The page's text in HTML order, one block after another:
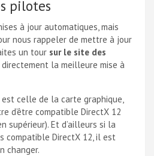
pilotes
à jour automatiques, mais
nous rappeler de mettre à jour
un tour sur le site des
la meilleure mise à
celle de la carte graphique,
d’être compatible DirectX 12
supérieur). Et d’ailleurs si la
compatible DirectX 12, il est
changer.